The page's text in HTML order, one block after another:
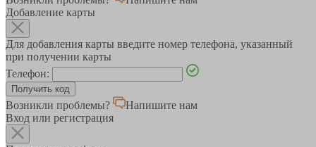
Добавление карты
Для добавления карты введите номер телефона, указанный
при получении карты
Телефон:
Возникли проблемы?
Напишите нам
Вход или регистрация